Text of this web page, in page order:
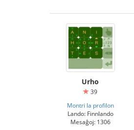
Urho
39
Montri la profilon
Lando: Finnlando
Mesaĝoj: 1306